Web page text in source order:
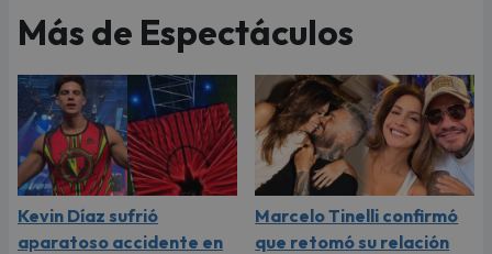
Más de Espectáculos
Kevin Díaz sufrió
aparatoso accidente en
Marcelo Tinelli confirmó
que retomó su relación